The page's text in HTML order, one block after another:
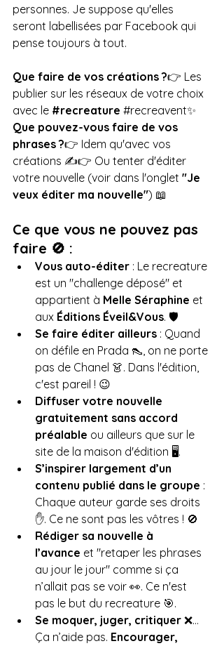
personnes. Je suppose qu'elles
seront labellisées par Facebook qui
pense toujours à tout.
Que faire de vos créations ?👉 Les
publier sur les réseaux de votre choix
avec le #recreature #recreavent✨
Que pouvez-vous faire de vos
phrases ?👉 Idem qu'avec vos
créations ✍️👉 Ou tenter d'éditer
votre nouvelle (voir dans l'onglet "Je
veux éditer ma nouvelle") 📖
Ce que vous ne pouvez pas
faire 🚫 :
Vous auto-éditer : Le recreature
est un "challenge déposé" et
appartient à Melle Séraphine et
aux Éditions Éveil&Vous. 🛡️
Se faire éditer ailleurs : Quand
on défile en Prada 👠, on ne porte
pas de Chanel 👗. Dans l'édition,
c'est pareil ! 😉
Diffuser votre nouvelle
gratuitement sans accord
préalable ou ailleurs que sur le
site de la maison d'édition 🖥️.
S’inspirer largement d’un
contenu publié dans le groupe :
Chaque auteur garde ses droits
✋. Ce ne sont pas les vôtres ! 🚫
Rédiger sa nouvelle à
l’avance et "retaper les phrases
au jour le jour" comme si ça
n’allait pas se voir 👀. Ce n'est
pas le but du recreature 🎯.
Se moquer, juger, critiquer ❌…
Ça n’aide pas. Encourager,